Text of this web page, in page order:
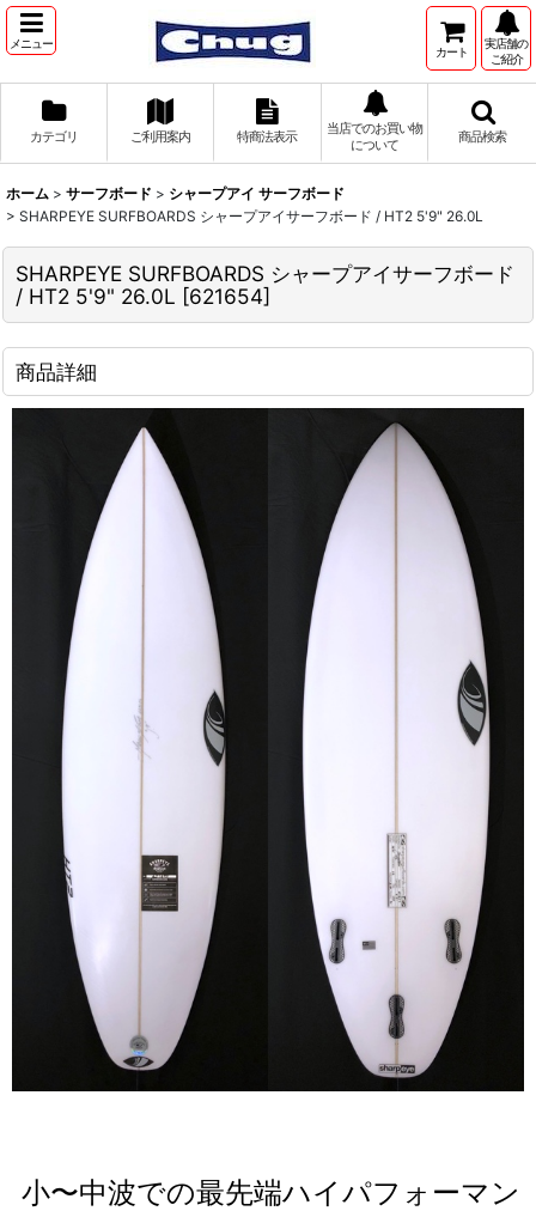
メニュー
カート
実店舗の
ご紹介
カテゴリ ご利用案内 特商法表示
当店でのお買い物
について
商品検索
ホーム > サーフボード > シャープアイ サーフボード
> SHARPEYE SURFBOARDS シャープアイサーフボード / HT2 5'9" 26.0L
SHARPEYE SURFBOARDS シャープアイサーフボード
/ HT2 5'9" 26.0L [621654]
商品詳細
小〜中波での最先端ハイパフォーマン